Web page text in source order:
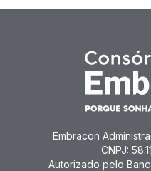
Embracon
CNPJ:
Autorizado pelo